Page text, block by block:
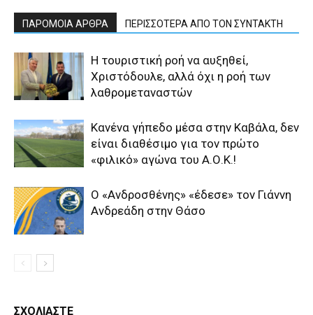
ΠΑΡΟΜΟΙΑ ΑΡΘΡΑ ΠΕΡΙΣΣΟΤΕΡΑ ΑΠΟ ΤΟΝ ΣΥΝΤΑΚΤΗ
Η τουριστική ροή να αυξηθεί,
Χριστόδουλε, αλλά όχι η ροή των
λαθρομεταναστών
Κανένα γήπεδο μέσα στην Καβάλα, δεν
είναι διαθέσιμο για τον πρώτο
«φιλικό» αγώνα του Α.Ο.Κ.!
Ο «Ανδροσθένης» «έδεσε» τον Γιάννη
Ανδρεάδη στην Θάσο
ΣΧΟΛΙΑΣΤΕ